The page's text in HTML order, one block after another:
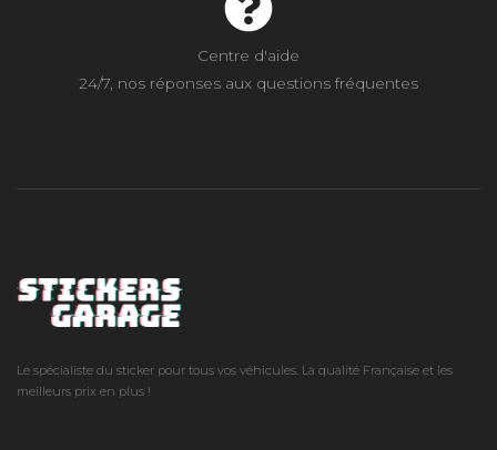
Centre d'aide
24/7, nos réponses aux questions fréquentes
Le spécialiste du sticker pour tous vos véhicules. La qualité Française et les
meilleurs prix en plus !